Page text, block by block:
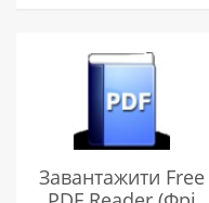
Завантажити Free